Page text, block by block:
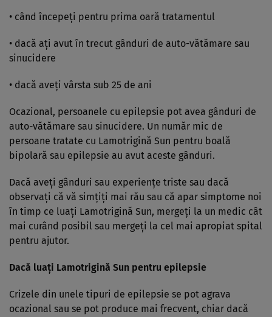
• când începeţi pentru prima oară tratamentul
• dacă aţi avut în trecut gânduri de auto-vătămare sau
sinucidere
• dacă aveţi vârsta sub 25 de ani
Ocazional, persoanele cu epilepsie pot avea gânduri de
auto-vătămare sau sinucidere. Un număr mic de
persoane tratate cu Lamotrigină Sun pentru boală
bipolară sau epilepsie au avut aceste gânduri.
Dacă aveţi gânduri sau experienţe triste sau dacă
observaţi că vă simţiţi mai rău sau că apar simptome noi
în timp ce luaţi Lamotrigină Sun, mergeţi la un medic cât
mai curând posibil sau mergeţi la cel mai apropiat spital
pentru ajutor.
Dacă luaţi Lamotrigină Sun pentru epilepsie
Crizele din unele tipuri de epilepsie se pot agrava
ocazional sau se pot produce mai frecvent, chiar dacă